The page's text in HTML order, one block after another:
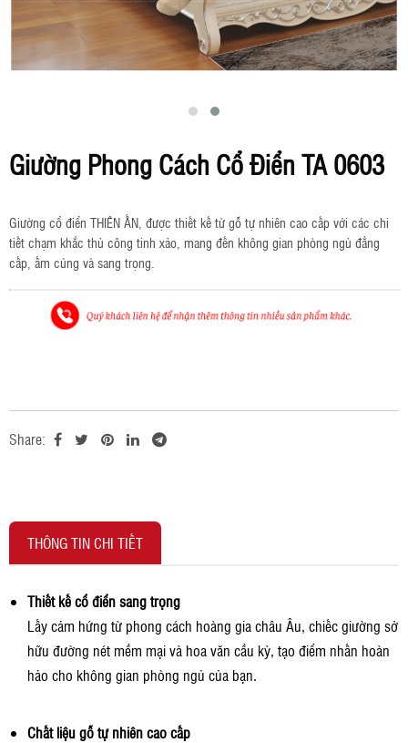
Giường Phong Cách Cổ Điển TA 0603
Giường cổ điển THIÊN ẤN, được thiết kế từ gỗ tự nhiên cao cấp với các chi
tiết chạm khắc thủ công tinh xảo, mang đến không gian phòng ngủ đẳng
cấp, ấm cúng và sang trọng.
Share:
THÔNG TIN CHI TIẾT
Thiết kế cổ điển sang trọng
Lấy cảm hứng từ phong cách hoàng gia châu Âu, chiếc giường sở
hữu đường nét mềm mại và hoa văn cầu kỳ, tạo điểm nhấn hoàn
hảo cho không gian phòng ngủ của bạn.
Chất liệu gỗ tự nhiên cao cấp